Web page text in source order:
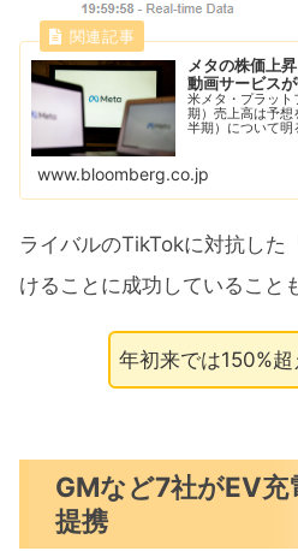
メタの株価上
動画サービス
米メタ・プラット
期）売上高は予想
半期）について明
www.bloomberg.co.jp
ライバルのTikTokに対抗した
けることに成功していること
年初来では150%超
GMなど7社がEV充
提携